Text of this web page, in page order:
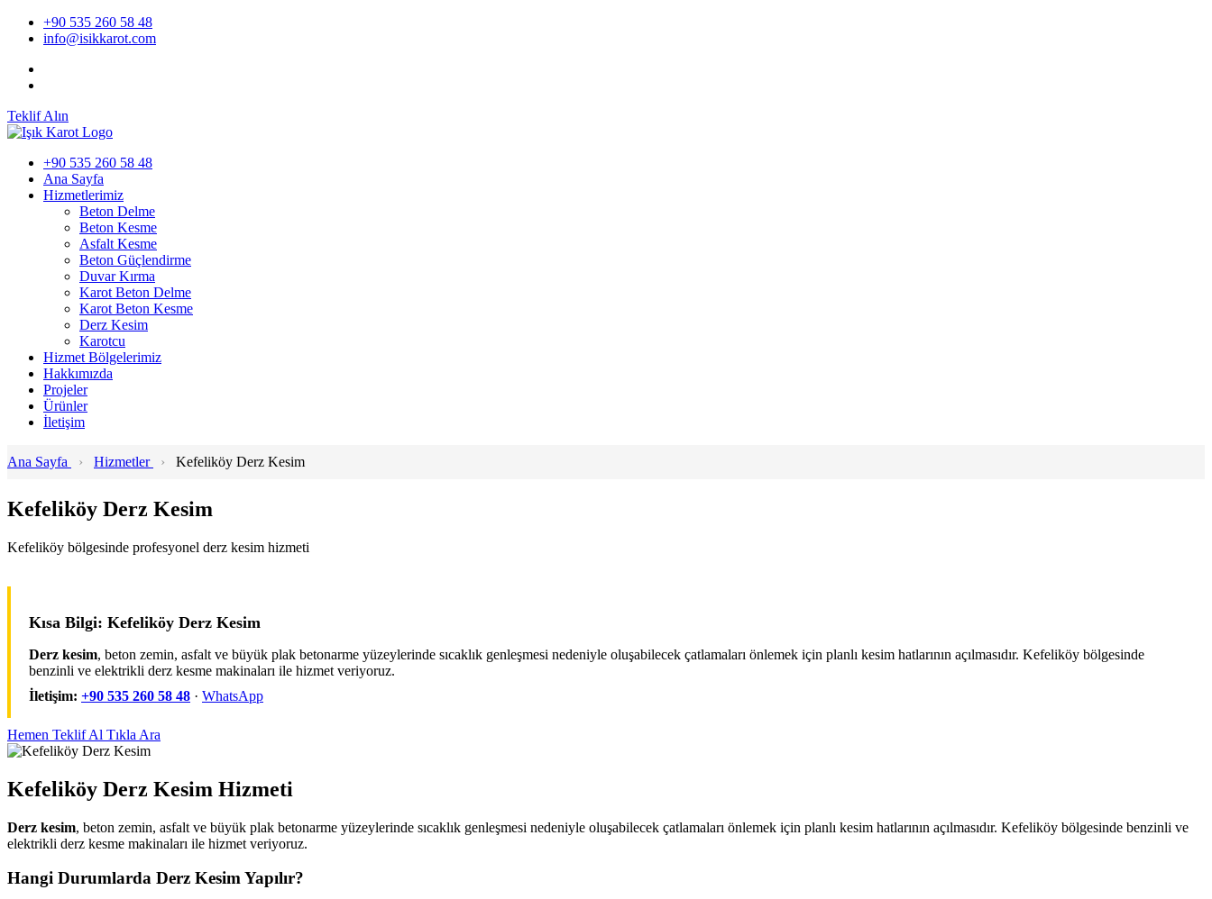
+90 535 260 58 48
info@isikkarot.com
Teklif Alın
+90 535 260 58 48
Ana Sayfa
Hizmetlerimiz
Beton Delme
Beton Kesme
Asfalt Kesme
Beton Güçlendirme
Duvar Kırma
Karot Beton Delme
Karot Beton Kesme
Derz Kesim
Karotcu
Hizmet Bölgelerimiz
Hakkımızda
Projeler
Ürünler
İletişim
Ana Sayfa › Hizmetler › Kefeliköy Derz Kesim
Kefeliköy Derz Kesim
Kefeliköy bölgesinde profesyonel derz kesim hizmeti
Kısa Bilgi: Kefeliköy Derz Kesim
Derz kesim, beton zemin, asfalt ve büyük plak betonarme yüzeylerinde sıcaklık genleşmesi nedeniyle oluşabilecek çatlamaları önlemek için planlı kesim hatlarının açılmasıdır. Kefeliköy bölgesinde
benzinli ve elektrikli derz kesme makinaları ile hizmet veriyoruz.
İletişim: +90 535 260 58 48 · WhatsApp
Hemen Teklif Al Tıkla Ara
Kefeliköy Derz Kesim Hizmeti
Derz kesim, beton zemin, asfalt ve büyük plak betonarme yüzeylerinde sıcaklık genleşmesi nedeniyle oluşabilecek çatlamaları önlemek için planlı kesim hatlarının açılmasıdır. Kefeliköy bölgesinde benzinli ve
elektrikli derz kesme makinaları ile hizmet veriyoruz.
Hangi Durumlarda Derz Kesim Yapılır?